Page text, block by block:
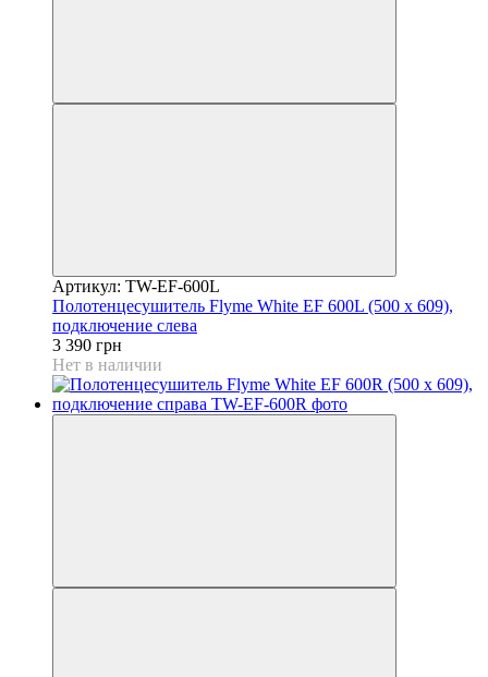
Артикул: TW-EF-600L
Полотенцесушитель Flyme White EF 600L (500 х 609),
подключение слева
3 390 грн
Нет в наличии